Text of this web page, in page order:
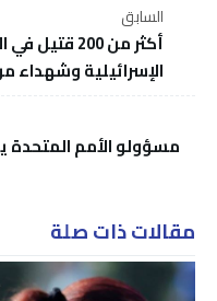
السابق
أكثر من 200
الإسرائيلية وشهداء
مسؤولو الأمم
مقالات ذات صلة